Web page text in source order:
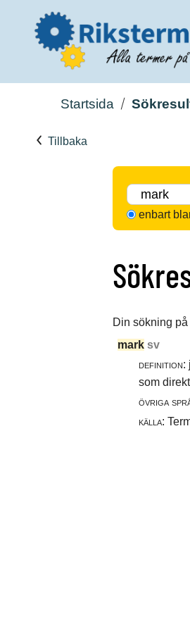
Startsida
Tillbaka
enbart
Din sökning på
mark sv
definition:
som
övriga
källa: